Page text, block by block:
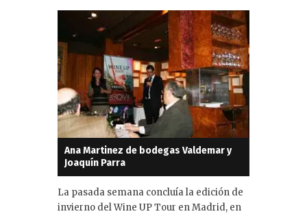
Ana Martinez de bodegas Valdemar y
Joaquín Parra
La pasada semana concluía la edición de
invierno del Wine UP Tour en Madrid, en